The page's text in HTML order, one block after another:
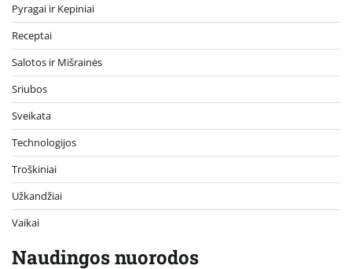
Pyragai ir Kepiniai
Receptai
Salotos ir Mišrainės
Sriubos
Sveikata
Technologijos
Troškiniai
Užkandžiai
Vaikai
Naudingos nuorodos